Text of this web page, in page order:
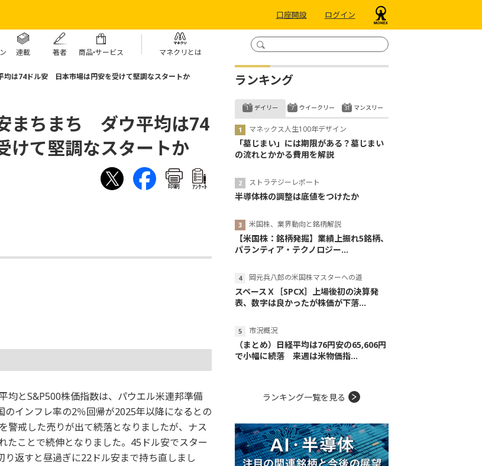
口座開設 ログイン
連載 著者 商品・サービス マネクリとは
均は74ドル安 日本市場は円安を受けて堅調なスタートか
まちまち ダウ平均は74
て堅調なスタートか
印刷 ｱﾝｹｰﾄ
均とS&P500株価指数は、パウエル米連邦準備
インフレ率の2％回帰が2025年以降になるとの
警戒した売りが出て続落となりましたが、ナス
たことで続伸となりました。45ドル安でスター
返すと昼過ぎに22ドル安まで持ち直しまし
ランキング
デイリー
マネックス人生100年デザイン
「墓じまい」には期限がある？墓じまい
の流れとかかる費用を解説
ストラテジーレポート
半導体株の調整は底値をつけたか
米国株、業界動向と銘柄解説
【米国株：銘柄発掘】業績上振れ5銘柄、
パランティア・テクノロジー...
岡元兵八郎の米国株マスターへの道
スペースＸ［SPCX］上場後初の決算発
表、数字は良かったが株価が下落...
市況概況
（まとめ）日経平均は76円安の65,606円
で小幅に続落 来週は米物価指...
ウイークリー マンスリー
ランキング一覧を見る